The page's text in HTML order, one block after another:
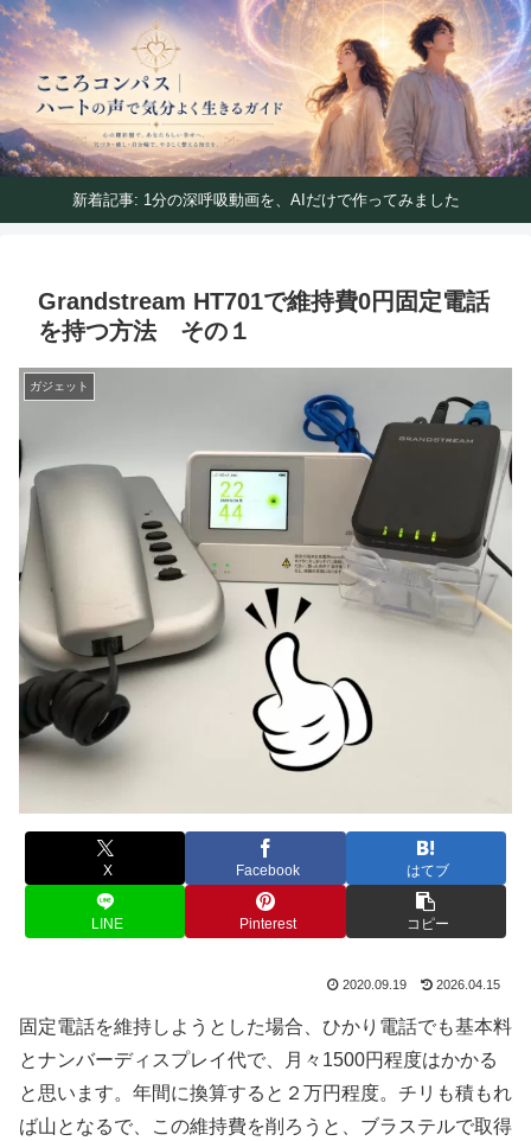
ハートの声で気分よく生きるガイド
こころコンパス｜ハートの声で気分よく生きるガイ
ド
新着記事: 1分の深呼吸動画を、AIだけで作ってみました
Grandstream HT701で維持費0円固定電話
を持つ方法 その１
ガジェット
X Facebook はてブ
LINE Pinterest コピー
2020.09.19 2026.04.15
固定電話を維持しようとした場合、ひかり電話でも基本料
とナンバーディスプレイ代で、月々1500円程度はかかる
と思います。年間に換算すると２万円程度。チリも積もれ
ば山となるで、この維持費を削ろうと、ブラステルで取得